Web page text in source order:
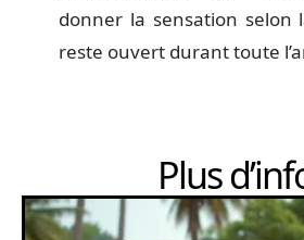
donner la sensation selon
reste ouvert durant toute
Plus